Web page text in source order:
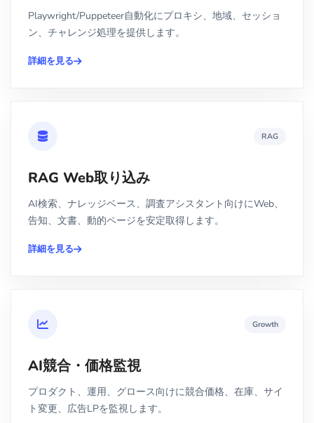
Playwright/Puppeteer自動化にプロキシ、地域、セッショ
ン、チャレンジ処理を提供します。
詳細を見る
RAG
RAG Web取り込み
AI検索、ナレッジベース、調査アシスタント向けにWeb、
告知、文書、動的ページを安定取得します。
詳細を見る
Growth
AI競合・価格監視
プロダクト、運用、グロース向けに競合価格、在庫、サイ
ト変更、広告LPを監視します。